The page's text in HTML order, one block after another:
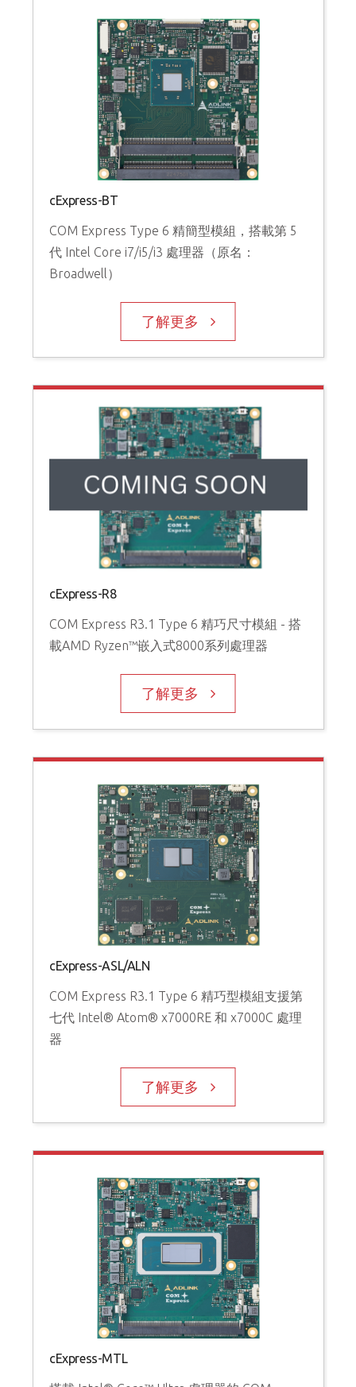
cExpress-BT
COM Express Type 6 精簡型模組，搭載第 5
代 Intel Core i7/i5/i3 處理器（原名：
Broadwell）
了解更多
cExpress-R8
COM Express R3.1 Type 6 精巧尺寸模組 - 搭
載AMD Ryzen™嵌入式8000系列處理器
了解更多
cExpress-ASL/ALN
COM Express R3.1 Type 6 精巧型模組支援第
七代 Intel® Atom® x7000RE 和 x7000C 處理
器
了解更多
cExpress-MTL